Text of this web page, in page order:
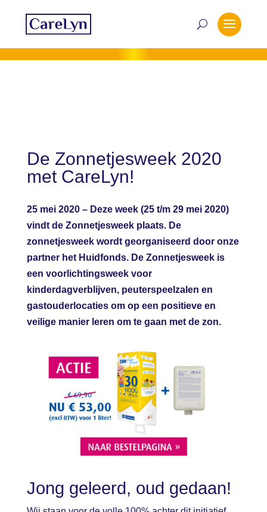
De Zonnetjesweek 2020
met CareLyn!
25 mei 2020 – Deze week (25 t/m 29 mei 2020)
vindt de Zonnetjesweek plaats. De
zonnetjesweek wordt georganiseerd door onze
partner het Huidfonds. De Zonnetjesweek is
een voorlichtingsweek voor
kinderdagverblijven, peuterspeelzalen en
gastouderlocaties om op een positieve en
veilige manier leren om te gaan met de zon.
Jong geleerd, oud gedaan!